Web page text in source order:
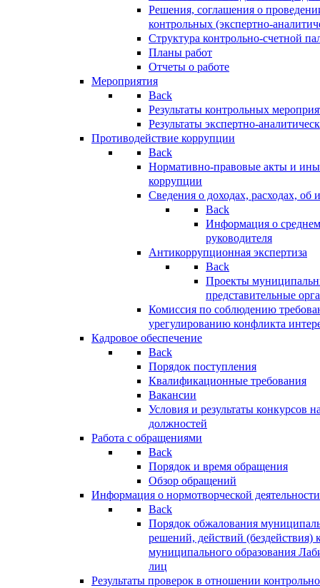
Решения, соглашения о
контрольных (экспертно-
Структура контрольно-счетной
Планы работ
Отчеты о работе
Мероприятия
Back
Результаты контрольных
Результаты экспертно-
Противодействие коррупции
Back
Нормативно-правовые акты и
коррупции
Сведения о доходах, расходах, об
Back
Информация о
руководителя
Антикоррупционная экспертиза
Back
Проекты
представительные
Комиссия по соблюдению
урегулированию конфликта
Кадровое обеспечение
Back
Порядок поступления
Квалификационные требования
Вакансии
Условия и результаты конкурсов
должностей
Работа с обращениями
Back
Порядок и время обращения
Обзор обращений
Информация о нормотворческой деятельности
Back
Порядок обжалования
решений, действий (бездействия)
муниципального образования
лиц
Результаты проверок в отношении